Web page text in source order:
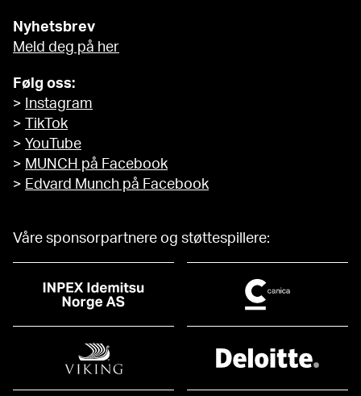
Nyhetsbrev
Meld deg på her
Følg oss:
>
Instagram
>
TikTok
> YouTube
> MUNCH på Facebook
> Edvard Munch på Facebook
Våre sponsorpartnere og støttespillere: